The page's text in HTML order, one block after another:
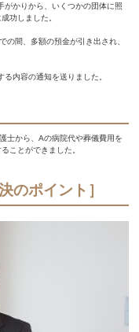
がかりから、いくつかの団体に照
功しました。
の間、多額の預金が引き出され、
内容の通知を送りました。
士から、Aの病院代や葬儀費用を
ことができました。
のポイント］